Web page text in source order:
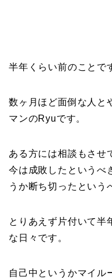
半年くらい前のことで
数ヶ月ほど面倒な人と
マンのRyuです。
ある方には相談もさせ
今は成敗したというべ
うか断ち切ったという
とりあえず片付いて半
な日々です。
自己中というかマイル